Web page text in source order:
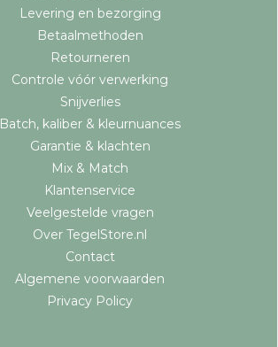
Levering en bezorging
Betaalmethoden
Retourneren
Controle vóór verwerking
Snijverlies
Batch, kaliber & kleurnuances
Garantie & klachten
Mix & Match
Klantenservice
Veelgestelde vragen
Over TegelStore.nl
Contact
Algemene voorwaarden
Privacy Policy